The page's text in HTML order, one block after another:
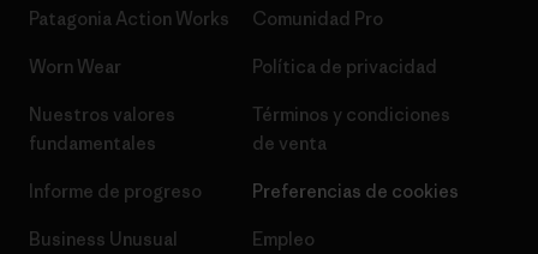
Patagonia Action Works
Worn Wear
Nuestros valores
fundamentales
Informe de progreso
Business Unusual
Comunidad Pro
Política de privacidad
Términos y condiciones
de venta
Preferencias de cookies
Empleo